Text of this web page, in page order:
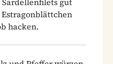
hacken.